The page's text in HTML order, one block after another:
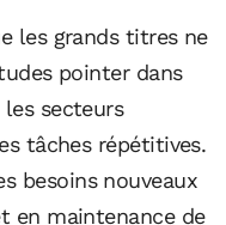
les grands titres ne
pointer dans
secteurs
tâches répétitives.
besoins nouveaux
en maintenance de